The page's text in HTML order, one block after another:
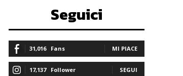
Seguici
31,016 Fans MI PIACE
17,137 Follower SEGUI